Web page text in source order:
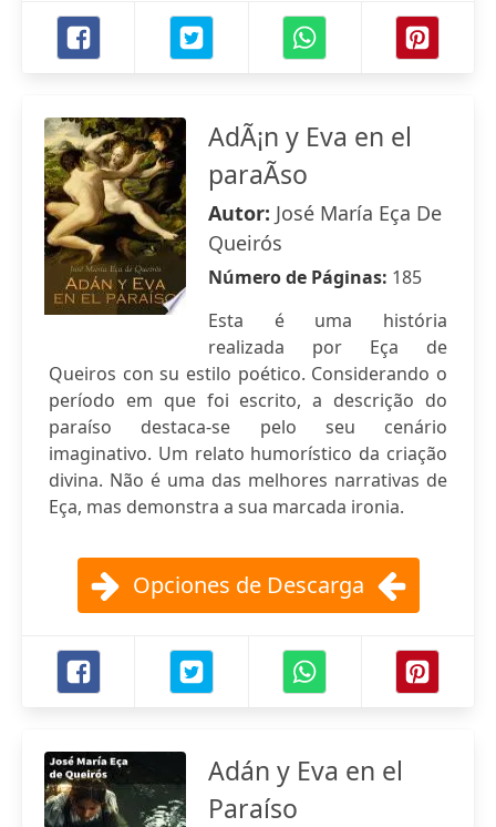
AdÃ¡n y Eva en el
paraÃ­so
Autor: José María Eça De
Queirós
Número de Páginas: 185
Esta é uma história
realizada por Eça de
Queiros con su estilo poético. Considerando o
período em que foi escrito, a descrição do
paraíso destaca-se pelo seu cenário
imaginativo. Um relato humorístico da criação
divina. Não é uma das melhores narrativas de
Eça, mas demonstra a sua marcada ironia.
Opciones de Descarga
Adán y Eva en el
Paraíso